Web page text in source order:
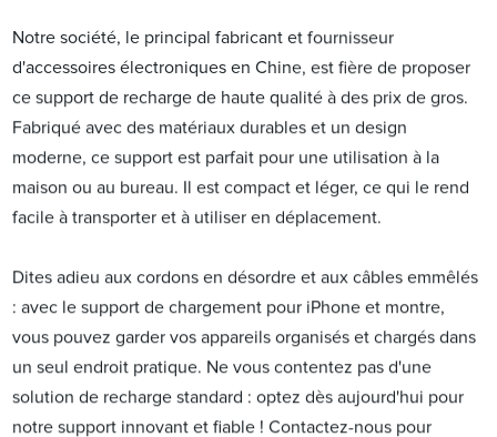
Notre société, le principal fabricant et fournisseur
d'accessoires électroniques en Chine, est fière de proposer
ce support de recharge de haute qualité à des prix de gros.
Fabriqué avec des matériaux durables et un design
moderne, ce support est parfait pour une utilisation à la
maison ou au bureau. Il est compact et léger, ce qui le rend
facile à transporter et à utiliser en déplacement.
Dites adieu aux cordons en désordre et aux câbles emmêlés
: avec le support de chargement pour iPhone et montre,
vous pouvez garder vos appareils organisés et chargés dans
un seul endroit pratique. Ne vous contentez pas d'une
solution de recharge standard : optez dès aujourd'hui pour
notre support innovant et fiable ! Contactez-nous pour